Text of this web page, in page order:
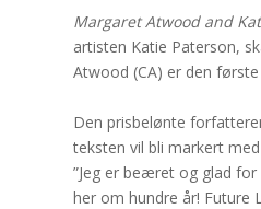
Margaret Atwood and
artisten Katie Paterson,
Atwood (CA) er den
Den prisbelønte
teksten vil bli markert
”Jeg er beæret og glad
her om hundre år! Future